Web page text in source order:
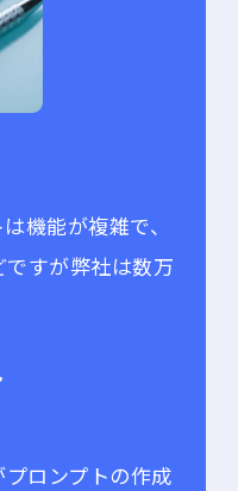
機能が複雑で、
すが弊社は数万
ロンプトの作成